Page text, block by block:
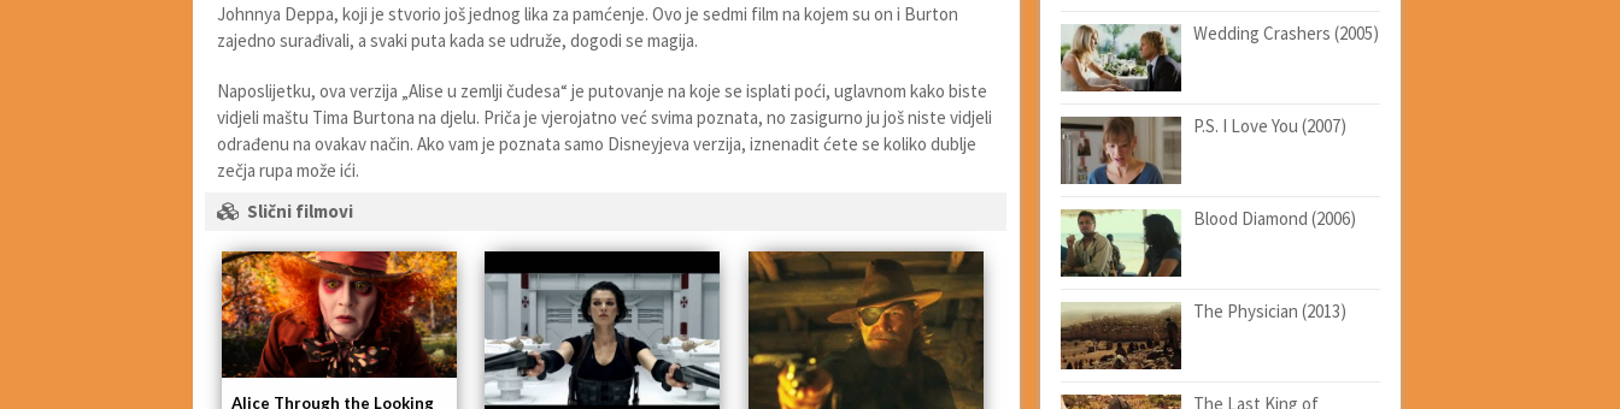
Johnnya Deppa, koji je stvorio još jednog lika za pamćenje. Ovo je sedmi film na kojem su on i Burton
zajedno surađivali, a svaki puta kada se udruže, dogodi se magija.
Naposlijetku, ova verzija „Alise u zemlji čudesa“ je putovanje na koje se isplati poći, uglavnom kako biste
vidjeli maštu Tima Burtona na djelu. Priča je vjerojatno već svima poznata, no zasigurno ju još niste vidjeli
odrađenu na ovakav način. Ako vam je poznata samo Disneyjeva verzija, iznenadit ćete se koliko dublje
zečja rupa može ići.
Slični filmovi
Alice Through the Looking
Wedding Crashers (2005)
P.S. I Love You (2007)
Blood Diamond (2006)
The Physician (2013)
The Last King of